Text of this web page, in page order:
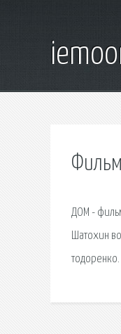
Фильм
ДОМ -
Шатохин
тодоренко.